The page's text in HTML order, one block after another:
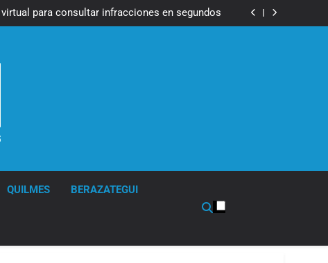
lluvias
para consultar infracciones en segundos
en la obra teatral «Los Abuelos No Mienten»
en la obra teatral «Los Abuelos No Mienten»
QUILMES BERAZATEGUI